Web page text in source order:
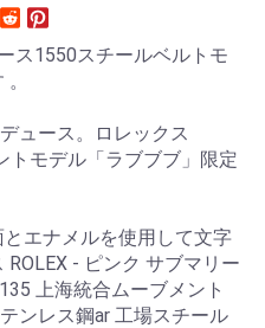
ス1550スチールベルトモ
ュース。ロレックス
トモデル「ラブブブ」限定
エナメルを使用して文字
- ピンク サブマリー
上海統合ムーブメント
ンレス鋼ar 工場スチール